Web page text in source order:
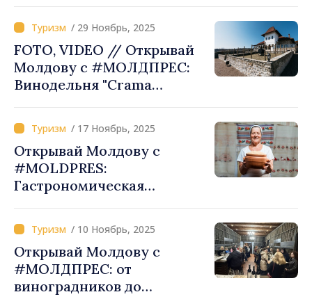
раскрываются перед
посетителями/ 29 Ноябрь, 2025
FOTO, VIDEO // Открывай
Молдову с #МОЛДПРЕС:
Винодельня "Crama
Тоскана" в Унгенском
районе, мост между
традициями, вином и
туризмом, как в Европе
/ 17 Ноябрь, 2025
Открывай Молдову с
#MOLDPRES:
Гастрономическая
Masha": традиции,
семейные рецепты, новый
опыт в рамках
туристического маршрута
Румыния–Молдова
/ 10 Ноябрь, 2025
Открывай Молдову с
#МОЛДПРЕС: от
виноградников до